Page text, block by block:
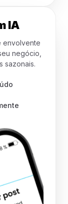
IA
envolvente
negócio,
sazonais.